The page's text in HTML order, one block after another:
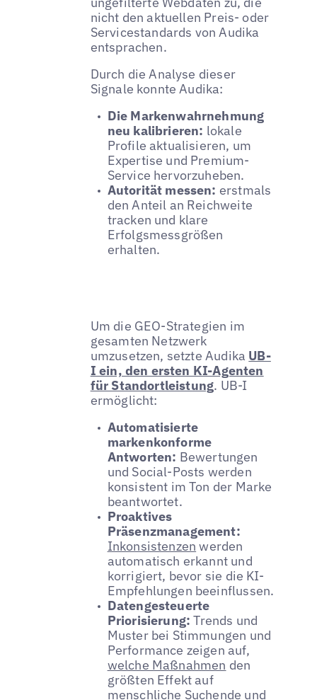
nicht den aktuellen Preis- oder
Servicestandards von Audika
entsprachen.
Durch die Analyse dieser
Signale konnte Audika:
Die Markenwahrnehmung
neu kalibrieren: lokale
Profile aktualisieren, um
Expertise und Premium-
Service hervorzuheben.
Autorität messen: erstmals
den Anteil an Reichweite
tracken und klare
Erfolgsmessgrößen
erhalten.
Um die GEO-Strategien im
gesamten Netzwerk
umzusetzen, setzte Audika UB-
I ein, den ersten KI-Agenten
für Standortleistung. UB-I
ermöglicht:
Automatisierte
markenkonforme
Antworten: Bewertungen
und Social-Posts werden
konsistent im Ton der Marke
beantwortet.
Proaktives
Präsenzmanagement:
Inkonsistenzen werden
automatisch erkannt und
korrigiert, bevor sie die KI-
Empfehlungen beeinflussen.
Datengesteuerte
Priorisierung: Trends und
Muster bei Stimmungen und
Performance zeigen auf,
welche Maßnahmen den
größten Effekt auf
menschliche Suchende und